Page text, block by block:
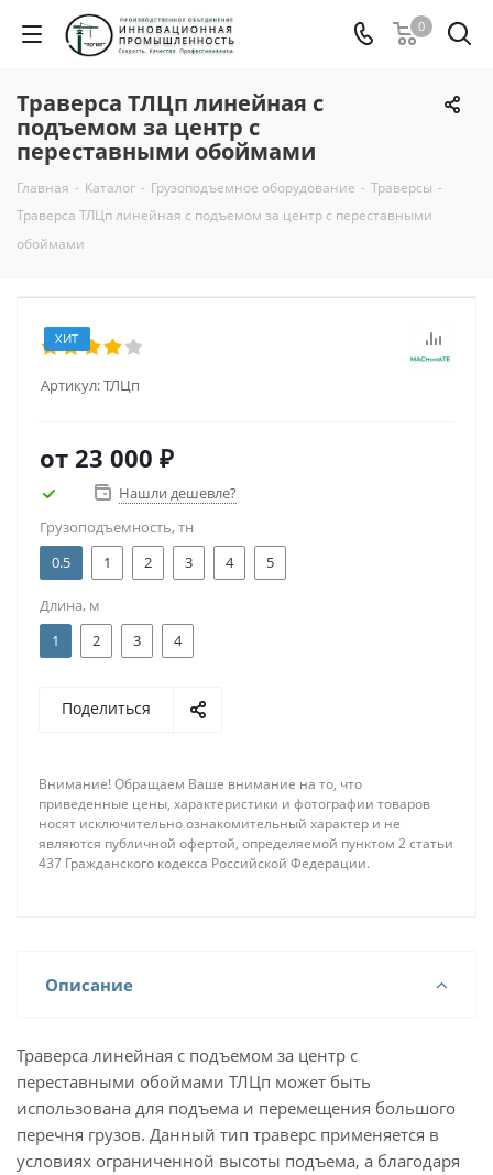
0
Траверса ТЛЦп линейная с
подъемом за центр с
переставными обоймами
Главная - Каталог - Грузоподъемное оборудование - Траверсы -
Траверса ТЛЦп линейная с подъемом за центр с переставными
обоймами
ХИТ
Артикул:ТЛЦп
от 23 000 ₽
Нашли дешевле?
Грузоподъемность, тн
0.5
1 2 3 4 5
Длина, м
1
2 3 4
Поделиться
Внимание! Обращаем Ваше внимание на то, что
приведенные цены, характеристики и фотографии товаров
носят исключительно ознакомительный характер и не
являются публичной офертой, определяемой пунктом 2 статьи
437 Гражданского кодекса Российской Федерации.
Описание
Траверса линейная с подъемом за центр с
переставными обоймами ТЛЦп может быть
использована для подъема и перемещения большого
перечня грузов. Данный тип траверс применяется в
условиях ограниченной высоты подъема, а благодаря